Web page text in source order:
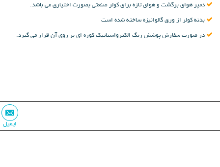
دمپر هوای برگشت و هوای تازه برای کولر صنعتی بصورت اختیاری می باشد.
بدنه کولر از ورق گالوانیزه ساخته شده است
در صورت سفارش پوشش رنگ الکترواستاتیک کوره ای بر روی آن قرار می گیرد.
ایمیل